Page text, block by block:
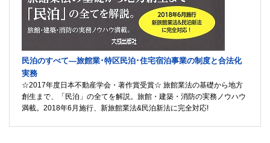
民泊のすべて―旅館業･特区民泊･住宅宿泊事業の制度と合法化
実務
☆2017年度日本不動産学会・著作賞受賞☆ 旅館業法の基礎から地方
創生まで、「民泊」の全てを解説。旅館・建築・消防の実務ノウハウ
満載。2018年6月施行、新旅館業法&民泊新法に完全対応!